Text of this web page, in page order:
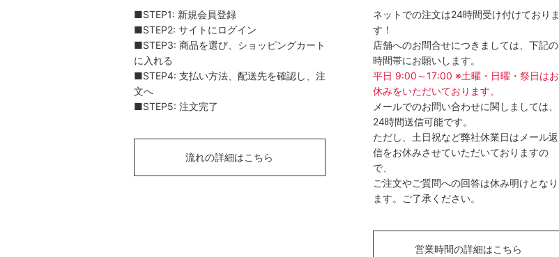
■STEP1: 新規会員登録
■STEP2: サイトにログイン
■STEP3: 商品を選び、ショッピングカート
に入れる
■STEP4: 支払い方法、配送先を確認し、注
文へ
■STEP5: 注文完了
流れの詳細はこちら
ネットでの注文は24時間受け付けておりま
す！
店舗へのお問合せにつきましては、下記の
時間帯にお願いします。
平日 9:00～17:00 ※土曜・日曜・祭日はお
休みをいただいております。
メールでのお問い合わせに関しましては、
24時間送信可能です。
ただし、土日祝など弊社休業日はメール返
信をお休みさせていただいておりますの
で、
ご注文やご質問への回答は休み明けとなり
ます。ご了承ください。
営業時間の詳細はこちら